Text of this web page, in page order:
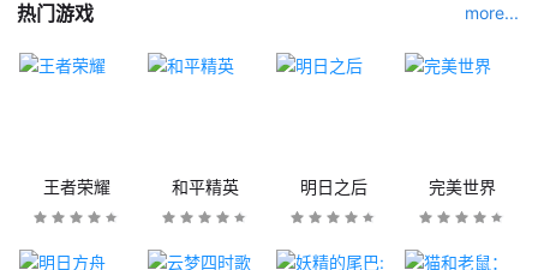
热门游戏 more...
王者荣耀 和平精英 明日之后 完美世界